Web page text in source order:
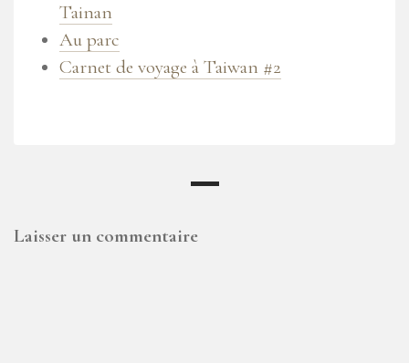
Tainan
Au parc
Carnet de voyage à Taiwan #2
Laisser un commentaire